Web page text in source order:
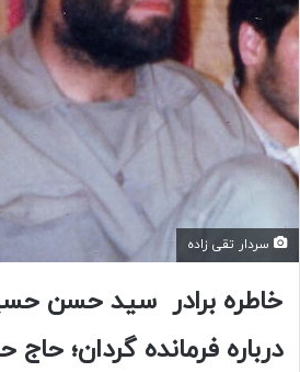
سردار تقی زاده
خاطره برادر سید حسن
درباره فرمانده گردان؛